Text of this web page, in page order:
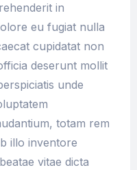
in
eu fugiat nulla
cupidatat non
deserunt mollit
unde
totam rem
illo inventore
vitae dicta